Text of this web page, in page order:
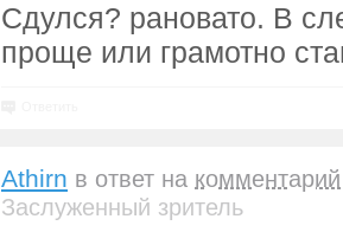
Сдулся? рановато. В
проще или грамотно
Athirn в ответ на комментарий
Заслуженный зритель